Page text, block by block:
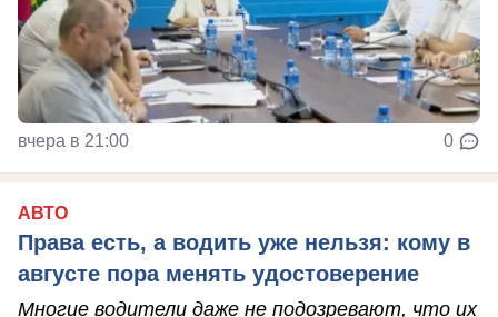
вчера в 21:00 0
АВТО
Права есть, а водить уже нельзя: кому в
августе пора менять удостоверение
Многие водители даже не подозревают, что их